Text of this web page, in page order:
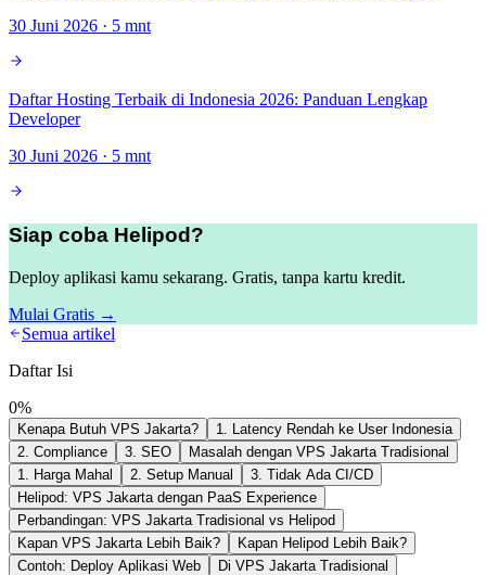
30 Juni 2026 · 5 mnt
Daftar Hosting Terbaik di Indonesia 2026: Panduan Lengkap
Developer
30 Juni 2026 · 5 mnt
Siap coba Helipod?
Deploy aplikasi kamu sekarang. Gratis, tanpa kartu kredit.
Mulai Gratis →
Semua artikel
Daftar Isi
0%
Kenapa Butuh VPS Jakarta?
1. Latency Rendah ke User Indonesia
2. Compliance
3. SEO
Masalah dengan VPS Jakarta Tradisional
1. Harga Mahal
2. Setup Manual
3. Tidak Ada CI/CD
Helipod: VPS Jakarta dengan PaaS Experience
Perbandingan: VPS Jakarta Tradisional vs Helipod
Kapan VPS Jakarta Lebih Baik?
Kapan Helipod Lebih Baik?
Contoh: Deploy Aplikasi Web
Di VPS Jakarta Tradisional